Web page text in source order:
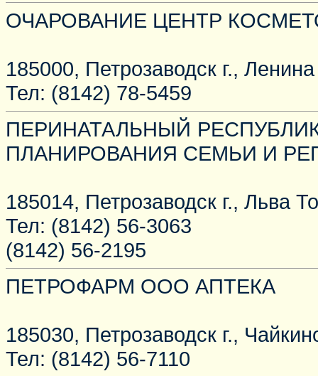
ОЧАРОВАНИЕ ЦЕНТР
185000, Петрозаводск г.,
Тел: (8142) 78-5459
ПЕРИНАТАЛЬНЫЙ
ПЛАНИРОВАНИЯ СЕМЬИ И
185014, Петрозаводск г., Льва
Тел: (8142) 56-3063
(8142) 56-2195
ПЕТРОФАРМ ООО АПТЕКА
185030, Петрозаводск г.,
Тел: (8142) 56-7110